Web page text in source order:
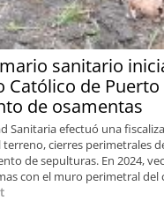
sanitario
Católico de
de osamentas
Sanitaria efectuó una
cierres perimetrales
de sepulturas. En 2024,
con el muro perimetral del